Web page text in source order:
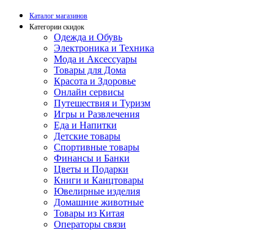
Каталог магазинов
Категории скидок
Одежда и Обувь
Электроника и Техника
Мода и Аксессуары
Товары для Дома
Красота и Здоровье
Онлайн сервисы
Путешествия и Туризм
Игры и Развлечения
Еда и Напитки
Детские товары
Спортивные товары
Финансы и Банки
Цветы и Подарки
Книги и Канцтовары
Ювелирные изделия
Домашние животные
Товары из Китая
Операторы связи